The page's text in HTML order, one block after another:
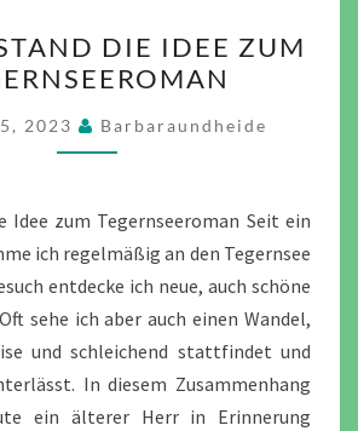
ENTSTAND
DIE
IDEE
ZUM
DIE IDEE ZUM
2023 Barbaraundheide
Idee zum Tegernseeroman Seit ein
ich regelmäßig an den Tegernsee
entdecke ich neue, auch schöne
sehe ich aber auch einen Wandel,
und schleichend stattfindet und
In diesem Zusammenhang
ein älterer Herr in Erinnerung